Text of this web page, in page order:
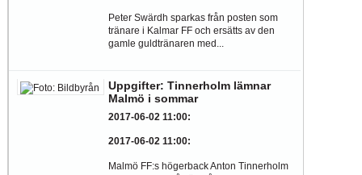
Peter Swärdh sparkas från posten som
tränare i Kalmar FF och ersätts av den
gamle guldtränaren med...
Uppgifter: Tinnerholm lämnar
Malmö i sommar
2017-06-02 11:00:
2017-06-02 11:00:
Malmö FF:s högerback Anton Tinnerholm